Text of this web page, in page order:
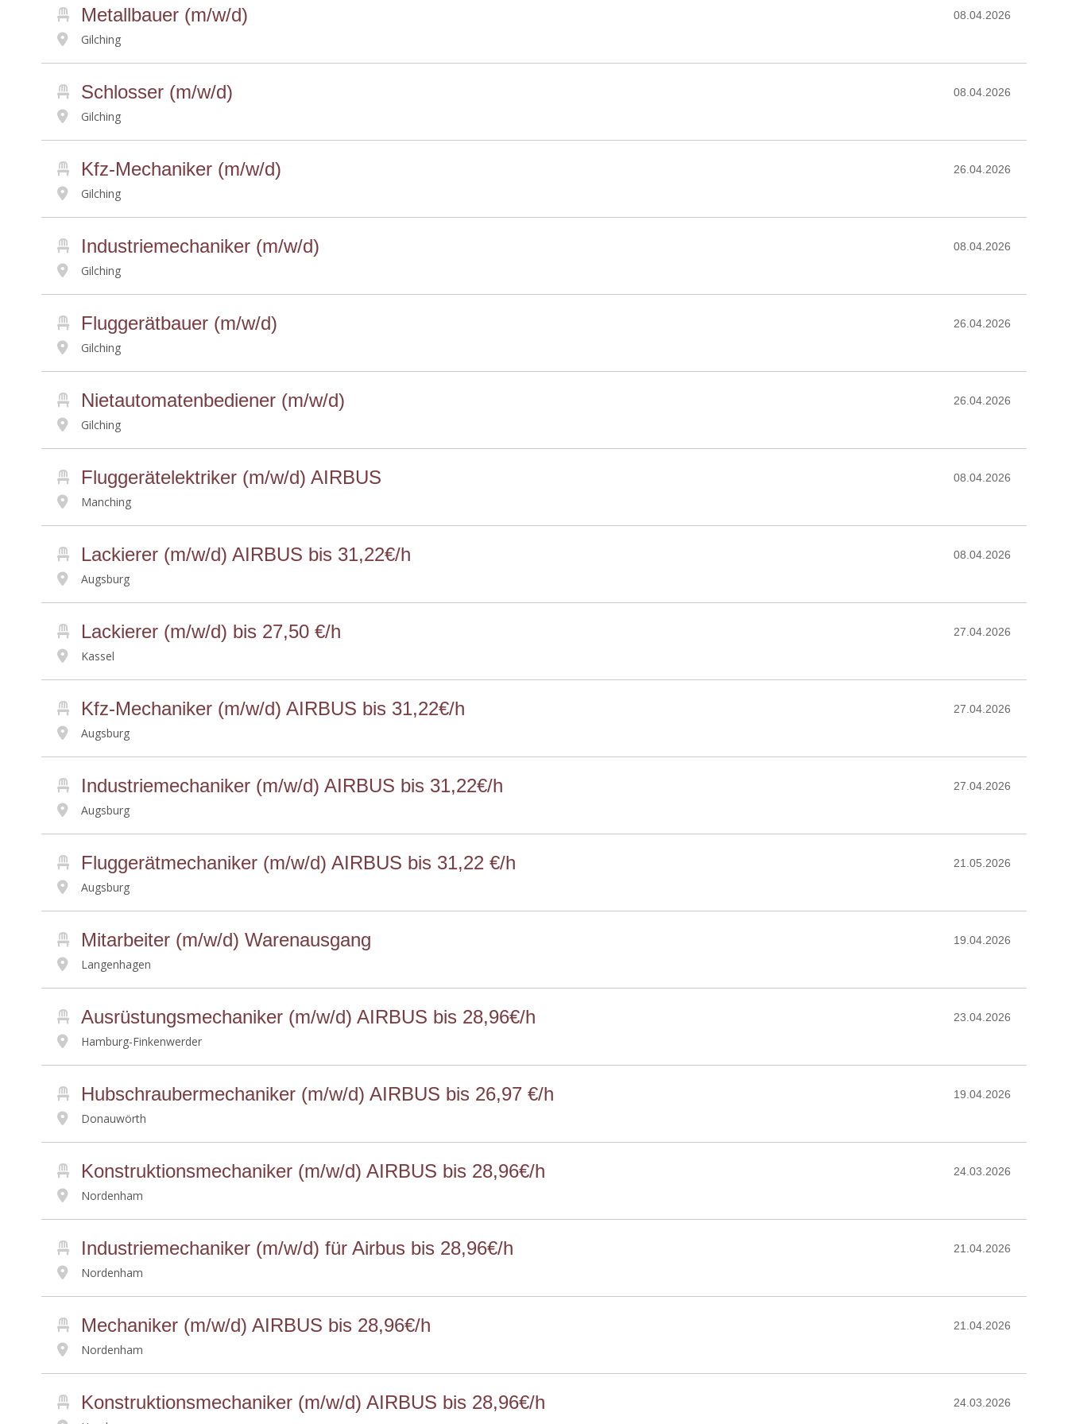
Metallbauer (m/w/d) 08.04.2026
Gilching
Schlosser (m/w/d) 08.04.2026
Gilching
Kfz-Mechaniker (m/w/d) 26.04.2026
Gilching
Industriemechaniker (m/w/d) 08.04.2026
Gilching
Fluggerätbauer (m/w/d) 26.04.2026
Gilching
Nietautomatenbediener (m/w/d) 26.04.2026
Gilching
Fluggerätelektriker (m/w/d) AIRBUS 08.04.2026
Manching
Lackierer (m/w/d) AIRBUS bis 31,22€/h 08.04.2026
Augsburg
Lackierer (m/w/d) bis 27,50 €/h 27.04.2026
Kassel
Kfz-Mechaniker (m/w/d) AIRBUS bis 31,22€/h 27.04.2026
Augsburg
Industriemechaniker (m/w/d) AIRBUS bis 31,22€/h 27.04.2026
Augsburg
Fluggerätmechaniker (m/w/d) AIRBUS bis 31,22 €/h 21.05.2026
Augsburg
Mitarbeiter (m/w/d) Warenausgang 19.04.2026
Langenhagen
Ausrüstungsmechaniker (m/w/d) AIRBUS bis 28,96€/h 23.04.2026
Hamburg-Finkenwerder
Hubschraubermechaniker (m/w/d) AIRBUS bis 26,97 €/h 19.04.2026
Donauwörth
Konstruktionsmechaniker (m/w/d) AIRBUS bis 28,96€/h 24.03.2026
Nordenham
Industriemechaniker (m/w/d) für Airbus bis 28,96€/h 21.04.2026
Nordenham
Mechaniker (m/w/d) AIRBUS bis 28,96€/h 21.04.2026
Nordenham
Konstruktionsmechaniker (m/w/d) AIRBUS bis 28,96€/h 24.03.2026